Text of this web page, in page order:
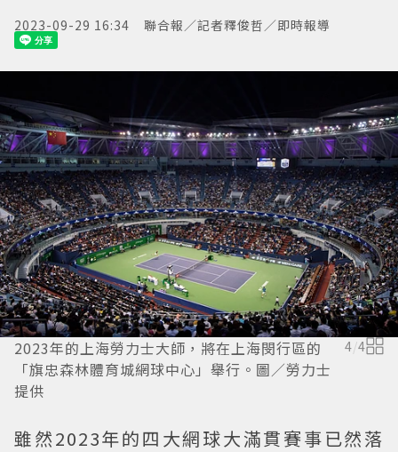
2023-09-29 16:34 聯合報／記者釋俊哲／即時報導
2023年的上海勞力士大師，將在上海閔行區的
「旗忠森林體育城網球中心」舉行。圖／勞力士
提供
4/4
雖然2023年的四大網球大滿貫賽事已然落